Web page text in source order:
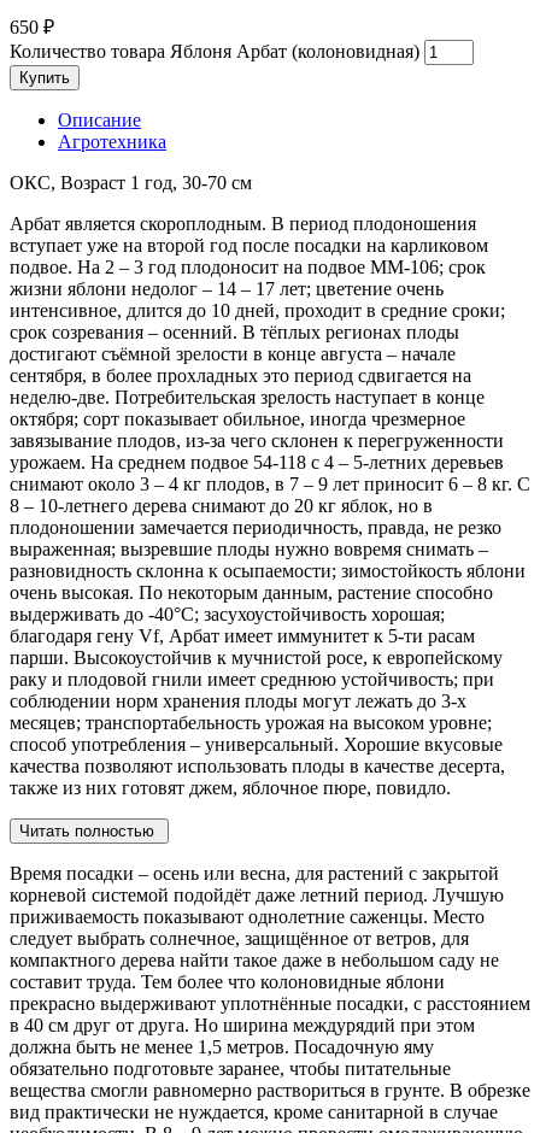
650 ₽
Количество товара Яблоня Арбат (колоновидная)
Купить
Описание
Агротехника
ОКС, Возраст 1 год, 30-70 см
Арбат является скороплодным. В период плодоношения
вступает уже на второй год после посадки на карликовом
подвое. На 2 – 3 год плодоносит на подвое ММ-106; срок
жизни яблони недолог – 14 – 17 лет; цветение очень
интенсивное, длится до 10 дней, проходит в средние сроки;
срок созревания – осенний. В тёплых регионах плоды
достигают съёмной зрелости в конце августа – начале
сентября, в более прохладных это период сдвигается на
неделю-две. Потребительская зрелость наступает в конце
октября; сорт показывает обильное, иногда чрезмерное
завязывание плодов, из-за чего склонен к перегруженности
урожаем. На среднем подвое 54-118 с 4 – 5-летних деревьев
снимают около 3 – 4 кг плодов, в 7 – 9 лет приносит 6 – 8 кг. С
8 – 10-летнего дерева снимают до 20 кг яблок, но в
плодоношении замечается периодичность, правда, не резко
выраженная; вызревшие плоды нужно вовремя снимать –
разновидность склонна к осыпаемости; зимостойкость яблони
очень высокая. По некоторым данным, растение способно
выдерживать до -40°С; засухоустойчивость хорошая;
благодаря гену Vf, Арбат имеет иммунитет к 5-ти расам
парши. Высокоустойчив к мучнистой росе, к европейскому
раку и плодовой гнили имеет среднюю устойчивость; при
соблюдении норм хранения плоды могут лежать до 3-х
месяцев; транспортабельность урожая на высоком уровне;
способ употребления – универсальный. Хорошие вкусовые
качества позволяют использовать плоды в качестве десерта,
также из них готовят джем, яблочное пюре, повидло.
Читать полностью
Время посадки – осень или весна, для растений с закрытой
корневой системой подойдёт даже летний период. Лучшую
приживаемость показывают однолетние саженцы. Место
следует выбрать солнечное, защищённое от ветров, для
компактного дерева найти такое даже в небольшом саду не
составит труда. Тем более что колоновидные яблони
прекрасно выдерживают уплотнённые посадки, с расстоянием
в 40 см друг от друга. Но ширина междурядий при этом
должна быть не менее 1,5 метров. Посадочную яму
обязательно подготовьте заранее, чтобы питательные
вещества смогли равномерно раствориться в грунте. В обрезке
вид практически не нуждается, кроме санитарной в случае